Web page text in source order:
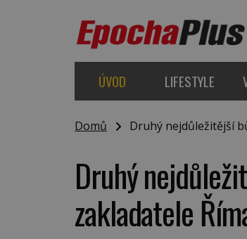
ÚVOD LIFESTYLE
Domů Druhý nejdůležitější
Druhý
zakladatele